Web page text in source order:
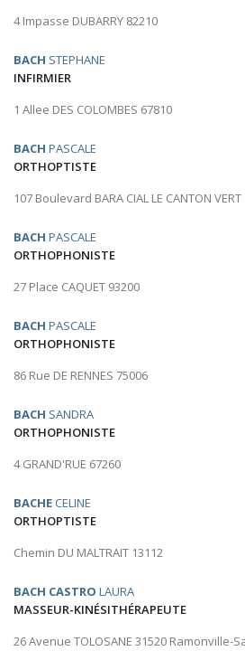
4 Impasse DUBARRY 82210
BACH STEPHANE
INFIRMIER
1 Allee DES COLOMBES 67810
BACH PASCALE
ORTHOPTISTE
107 Boulevard BARA CIAL LE CANTON VERT
BACH PASCALE
ORTHOPHONISTE
27 Place CAQUET 93200
BACH PASCALE
ORTHOPHONISTE
86 Rue DE RENNES 75006
BACH SANDRA
ORTHOPHONISTE
4 GRAND'RUE 67260
BACHE CELINE
ORTHOPTISTE
Chemin DU MALTRAIT 13112
BACH CASTRO LAURA
MASSEUR-KINÉSITHÉRAPEUTE
26 Avenue TOLOSANE 31520 Ramonville-